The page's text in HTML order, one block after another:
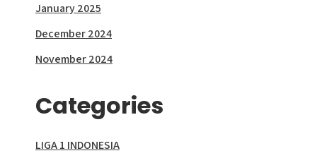
January 2025
December 2024
November 2024
Categories
LIGA 1 INDONESIA